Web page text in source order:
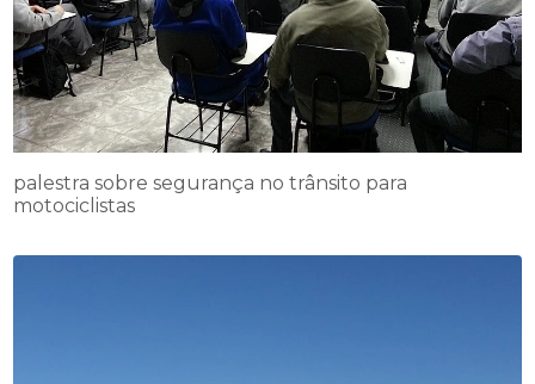
palestra sobre segurança no trânsito para
motociclistas